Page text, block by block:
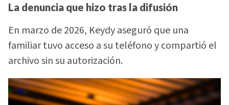
La denuncia que hizo tras la difusión
En marzo de 2026, Keydy aseguró que una
familiar tuvo acceso a su teléfono y compartió el
archivo sin su autorización.